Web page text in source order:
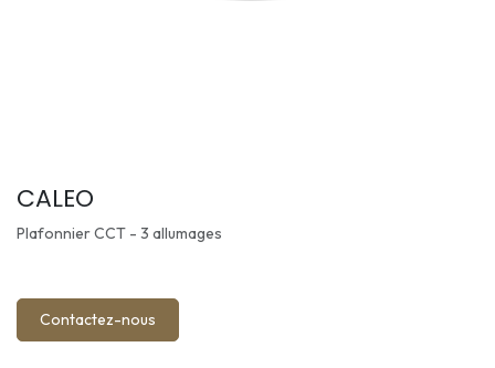
CALEO
Plafonnier CCT - 3 allumages
Contactez-nous